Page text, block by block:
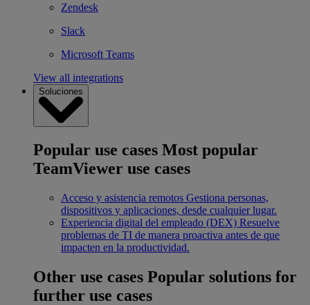
Zendesk
Slack
Microsoft Teams
View all integrations
Soluciones
Popular use cases Most popular
TeamViewer use cases
Acceso y asistencia remotos Gestiona personas,
dispositivos y aplicaciones, desde cualquier lugar.
Experiencia digital del empleado (DEX) Resuelve
problemas de TI de manera proactiva antes de que
impacten en la productividad.
Other use cases Popular solutions for
further use cases